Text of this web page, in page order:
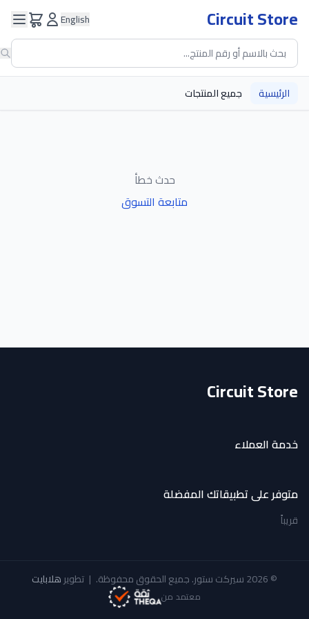
Circuit Store
English
الرئيسية جميع المنتجات
حدث خطأ
متابعة التسوق
Circuit Store
خدمة العملاء
متوفر على تطبيقاتك المفضلة
قريباً
© 2026 سيركت ستور. جميع الحقوق محفوظة. | تطويرهلابايت
معتمد من